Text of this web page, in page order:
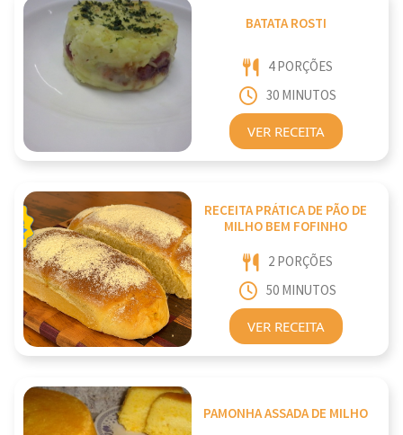
BATATA ROSTI
4 PORÇÕES
30 MINUTOS
VER RECEITA
RECEITA PRÁTICA DE PÃO DE
MILHO BEM FOFINHO
2 PORÇÕES
50 MINUTOS
VER RECEITA
PAMONHA ASSADA DE MILHO